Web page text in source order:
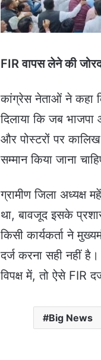
FIR वापस लेने की
कांग्रेस नेताओं ने कहा
दिलाया कि जब
और पोस्टरों पर
सम्मान किया जाना
ग्रामीण जिला अध्यक्ष
था, बावजूद इसके
किसी कार्यकर्ता ने
दर्ज करना सही नहीं
विपक्ष में, तो ऐसे FIR
Big News